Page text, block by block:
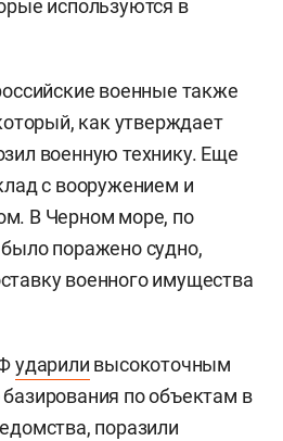
используются в
военные также
как утверждает
военную технику. Еще
с вооружением и
В Черном море, по
поражено судно,
военного имущества
ударили высокоточным
по объектам в
поразили